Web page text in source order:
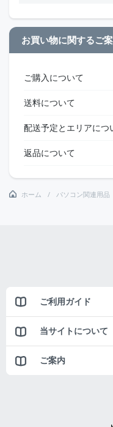
お買い物に関するご
ご購入について
送料について
配送予定とエリアにつ
返品について
ホーム パソコン関連用品
ご利用ガイド
当サイトについて
ご案内